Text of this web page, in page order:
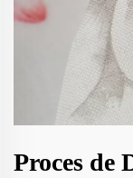
Proces de